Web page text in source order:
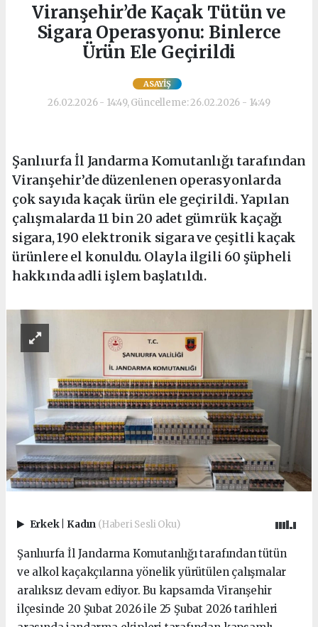
Viranşehir’de Kaçak Tütün ve
Sigara Operasyonu: Binlerce
Ürün Ele Geçirildi
ASAYIŞ
26.02.2026 - 14:49, Güncelleme: 26.02.2026 - 14:49
Şanlıurfa İl Jandarma Komutanlığı tarafından
Viranşehir’de düzenlenen operasyonlarda
çok sayıda kaçak ürün ele geçirildi. Yapılan
çalışmalarda 11 bin 20 adet gümrük kaçağı
sigara, 190 elektronik sigara ve çeşitli kaçak
ürünlere el konuldu. Olayla ilgili 60 şüpheli
hakkında adli işlem başlatıldı.
Erkek Kadın (Haberi Sesli Oku)
Şanlıurfa İl Jandarma Komutanlığı tarafından tütün
ve alkol kaçakçılarına yönelik yürütülen çalışmalar
aralıksız devam ediyor. Bu kapsamda Viranşehir
ilçesinde 20 Şubat 2026 ile 25 Şubat 2026 tarihleri